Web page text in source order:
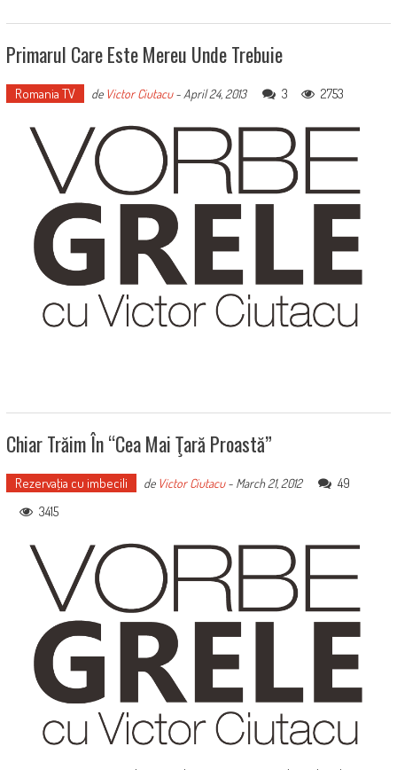
Primarul Care Este Mereu Unde Trebuie
Romania TV de Victor Ciutacu-April 24, 2013 3 2753
Chiar Trăim În “cea Mai Ţară Proastă”
Rezervaţia cu imbecili de Victor Ciutacu- March 21, 2012
49
3415